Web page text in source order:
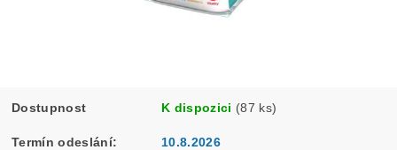
Dostupnost K dispozici (87 ks)
Termín odeslání: 10.8.2026